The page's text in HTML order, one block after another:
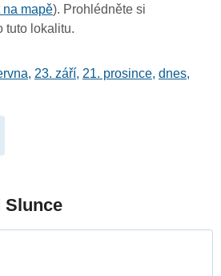
na mapě). Prohlédněte si
tuto lokalitu.
, 23. září, 21. prosince, dnes,
Slunce